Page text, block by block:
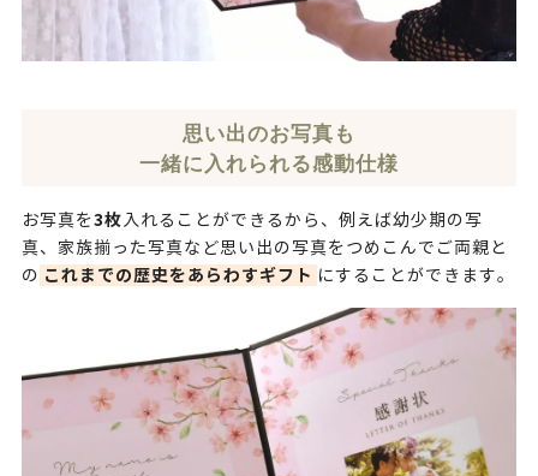
思い出のお写真も
一緒に入れられる感動仕様
お写真を3枚入れることができるから、例えば幼少期の写
真、家族揃った写真など思い出の写真をつめこんでご両親と
の これまでの歴史をあらわすギフト にすることができます。